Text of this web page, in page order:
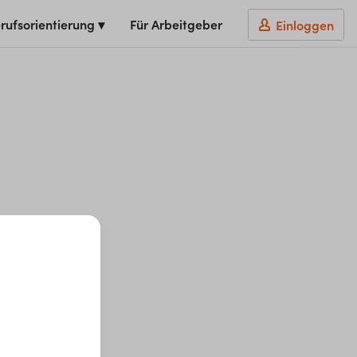
▾ Für Arbeitgeber Einloggen